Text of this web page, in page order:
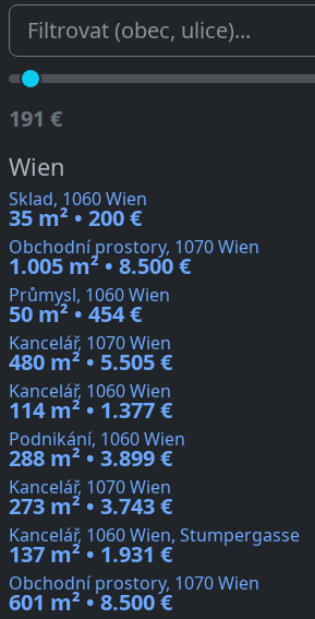
191 €
Wien
Sklad, 1060 Wien
35 m² • 200 €
Obchodní prostory, 1070 Wien
1.005 m² • 8.500 €
Průmysl, 1060 Wien
50 m² • 454 €
Kancelář, 1070 Wien
480 m² • 5.505 €
Kancelář, 1060 Wien
114 m² • 1.377 €
Podnikání, 1060 Wien
288 m² • 3.899 €
Kancelář, 1070 Wien
273 m² • 3.743 €
Kancelář, 1060 Wien, Stumpergasse
137 m² • 1.931 €
Obchodní prostory, 1070 Wien
601 m² • 8.500 €